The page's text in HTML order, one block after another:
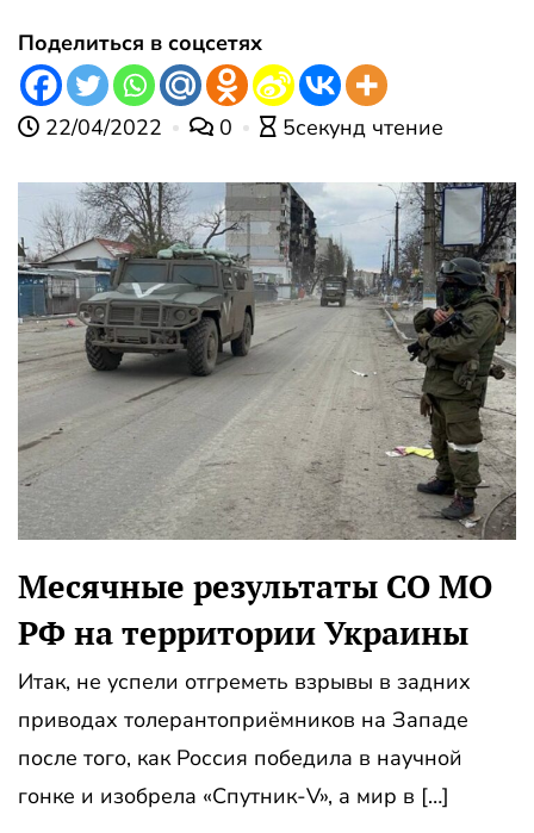
Поделиться в соцсетях
22/04/2022 0 5секунд чтение
Месячные результаты СО МО
РФ на территории Украины
Итак, не успели отгреметь взрывы в задних
приводах толерантоприёмников на Западе
после того, как Россия победила в научной
гонке и изобрела «Спутник-V», а мир в […]